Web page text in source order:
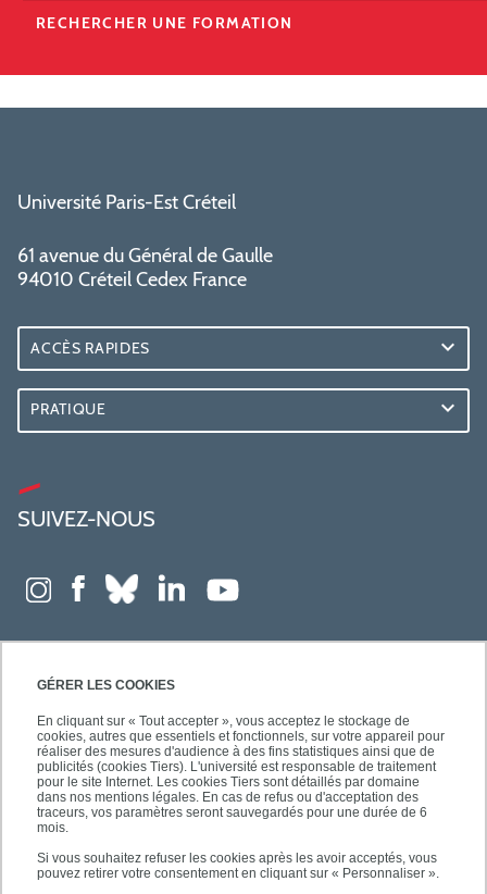
GÉRER LES COOKIES
En cliquant sur « Tout accepter », vous acceptez le stockage de
cookies, autres que essentiels et fonctionnels, sur votre appareil pour
réaliser des mesures d'audience à des fins statistiques ainsi que de
publicités (cookies Tiers). L'université est responsable de traitement
pour le site Internet. Les cookies Tiers sont détaillés par domaine
dans nos mentions légales. En cas de refus ou d'acceptation des
traceurs, vos paramètres seront sauvegardés pour une durée de 6
mois.
Si vous souhaitez refuser les cookies après les avoir acceptés, vous
pouvez retirer votre consentement en cliquant sur « Personnaliser ».
RECHERCHER UNE FORMATION
Université Paris-Est Créteil
61 avenue du Général de Gaulle
94010 Créteil Cedex France
ACCÈS RAPIDES
PRATIQUE
SUIVEZ-NOUS